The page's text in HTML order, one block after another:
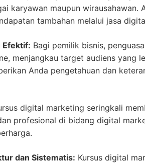
karyawan maupun
tambahan melalui jasa
Efektif: Bagi pemilik bisnis,
menjangkau target audiens yang
Anda pengetahuan dan
digital marketing seringkali
profesional di bidang digital
dan Sistematis: Kursus digital